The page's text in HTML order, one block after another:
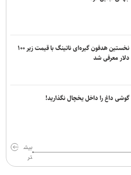
نخستین هدفون گیره‌ای ناتینگ با قیمت زیر ۱۰۰
دلار معرفی شد
گوشی داغ را داخل یخچال نگذارید!
بیش
تر